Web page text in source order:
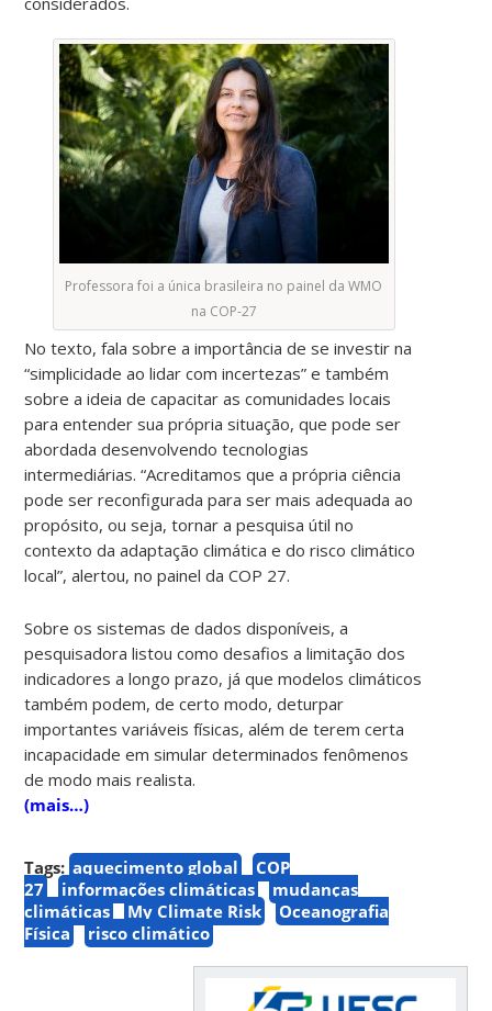
Professora foi a única brasileira no painel da WMO
na COP-27
No texto, fala sobre a importância de se investir na
“simplicidade ao lidar com incertezas” e também
sobre a ideia de capacitar as comunidades locais
para entender sua própria situação, que pode ser
abordada desenvolvendo tecnologias
intermediárias. “Acreditamos que a própria ciência
pode ser reconfigurada para ser mais adequada ao
propósito, ou seja, tornar a pesquisa útil no
contexto da adaptação climática e do risco climático
local”, alertou, no painel da COP 27.
Sobre os sistemas de dados disponíveis, a
pesquisadora listou como desafios a limitação dos
indicadores a longo prazo, já que modelos climáticos
também podem, de certo modo, deturpar
importantes variáveis físicas, além de terem certa
incapacidade em simular determinados fenômenos
de modo mais realista.
(mais…)
Tags: aquecimento global
COP
27
informações climáticas
mudanças
climáticas
My Climate Risk
Oceanografia
Física
risco climático